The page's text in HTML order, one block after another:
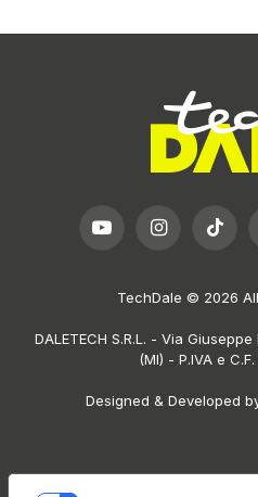
YouTubeInstagramTikTok
TechDale © 2026
DALETECH S.R.L. - Via
(MI) - P.IVA e
Designed & Developed